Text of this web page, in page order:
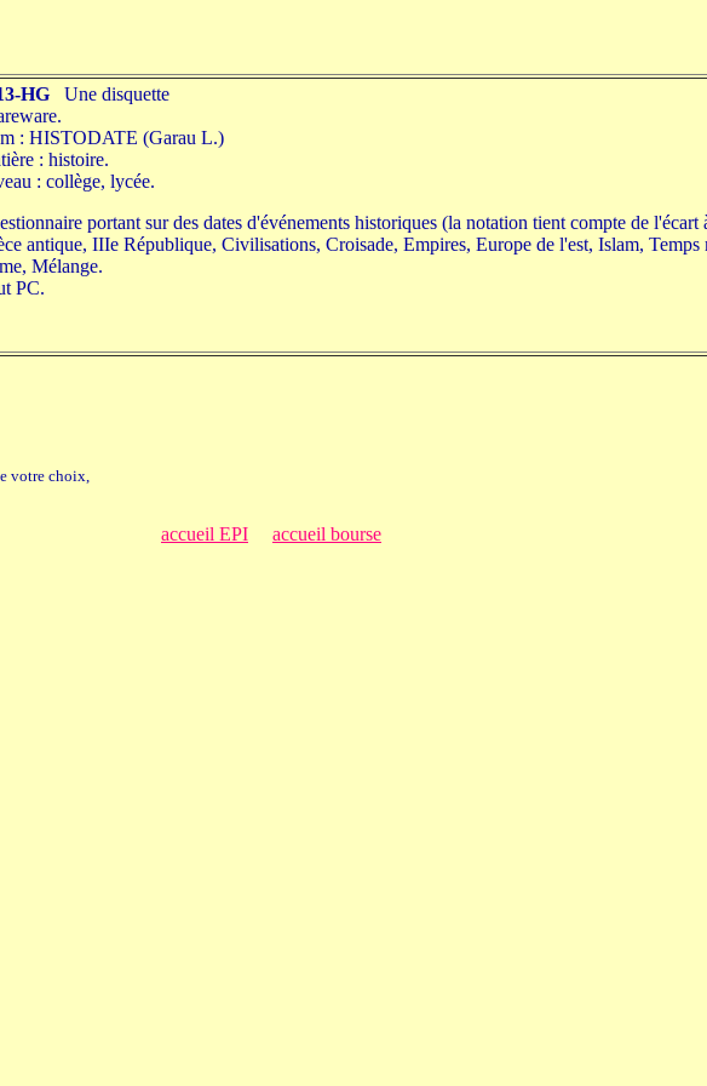
HG Une disquette
: HISTODATE (Garau L.)
: histoire.
: collège, lycée.
portant sur des dates d'événements historiques (la notation tient compte de
antique, IIIe République, Civilisations, Croisade, Empires, Europe de l'est, Islam,
Mélange.
PC.
votre choix,
accueil EPI accueil bourse